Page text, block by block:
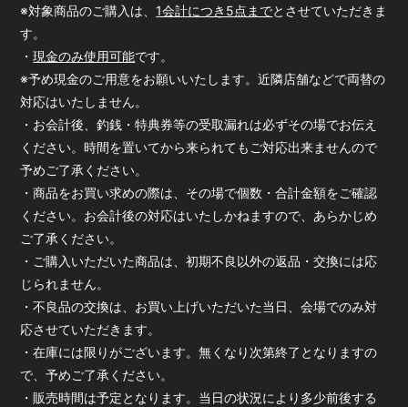
※対象商品のご購入は、1会計につき5点までとさせていただきま
す。
・現金のみ使用可能です。
※予め現金のご用意をお願いいたします。近隣店舗などで両替の
対応はいたしません。
・お会計後、釣銭・特典券等の受取漏れは必ずその場でお伝え
ください。時間を置いてから来られてもご対応出来ませんので
予めご了承ください。
・商品をお買い求めの際は、その場で個数・合計金額をご確認
ください。お会計後の対応はいたしかねますので、あらかじめ
ご了承ください。
・ご購入いただいた商品は、初期不良以外の返品・交換には応
じられません。
・不良品の交換は、お買い上げいただいた当日、会場でのみ対
応させていただきます。
・在庫には限りがございます。無くなり次第終了となりますの
で、予めご了承ください。
・販売時間は予定となります。当日の状況により多少前後する